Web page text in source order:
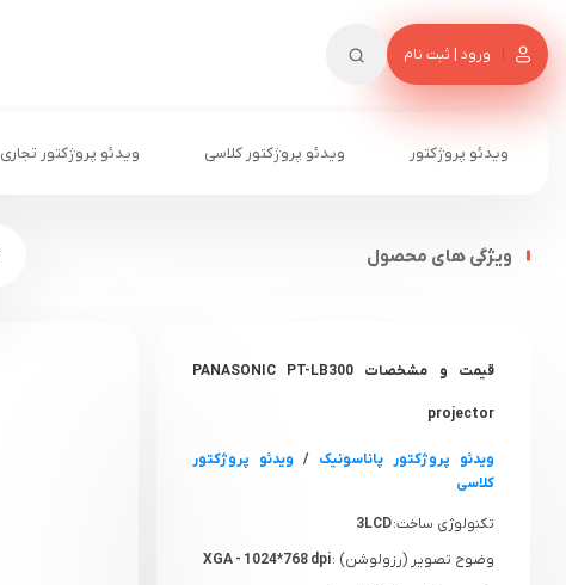
ورود | ثبت نام
ویدئو پروژکتور ویدئو پروژکتور کلاسی ویدئو پروژکتور تجاری
ویژگی های محصول
قیمت و مشخصات PANASONIC PT-LB300
projector
ویدئو پروژکتور پاناسونیک / ویدئو پروژکتور
کلاسی
تکنولوژی ساخت:3LCD
وضوح تصویر (رزولوشن) :